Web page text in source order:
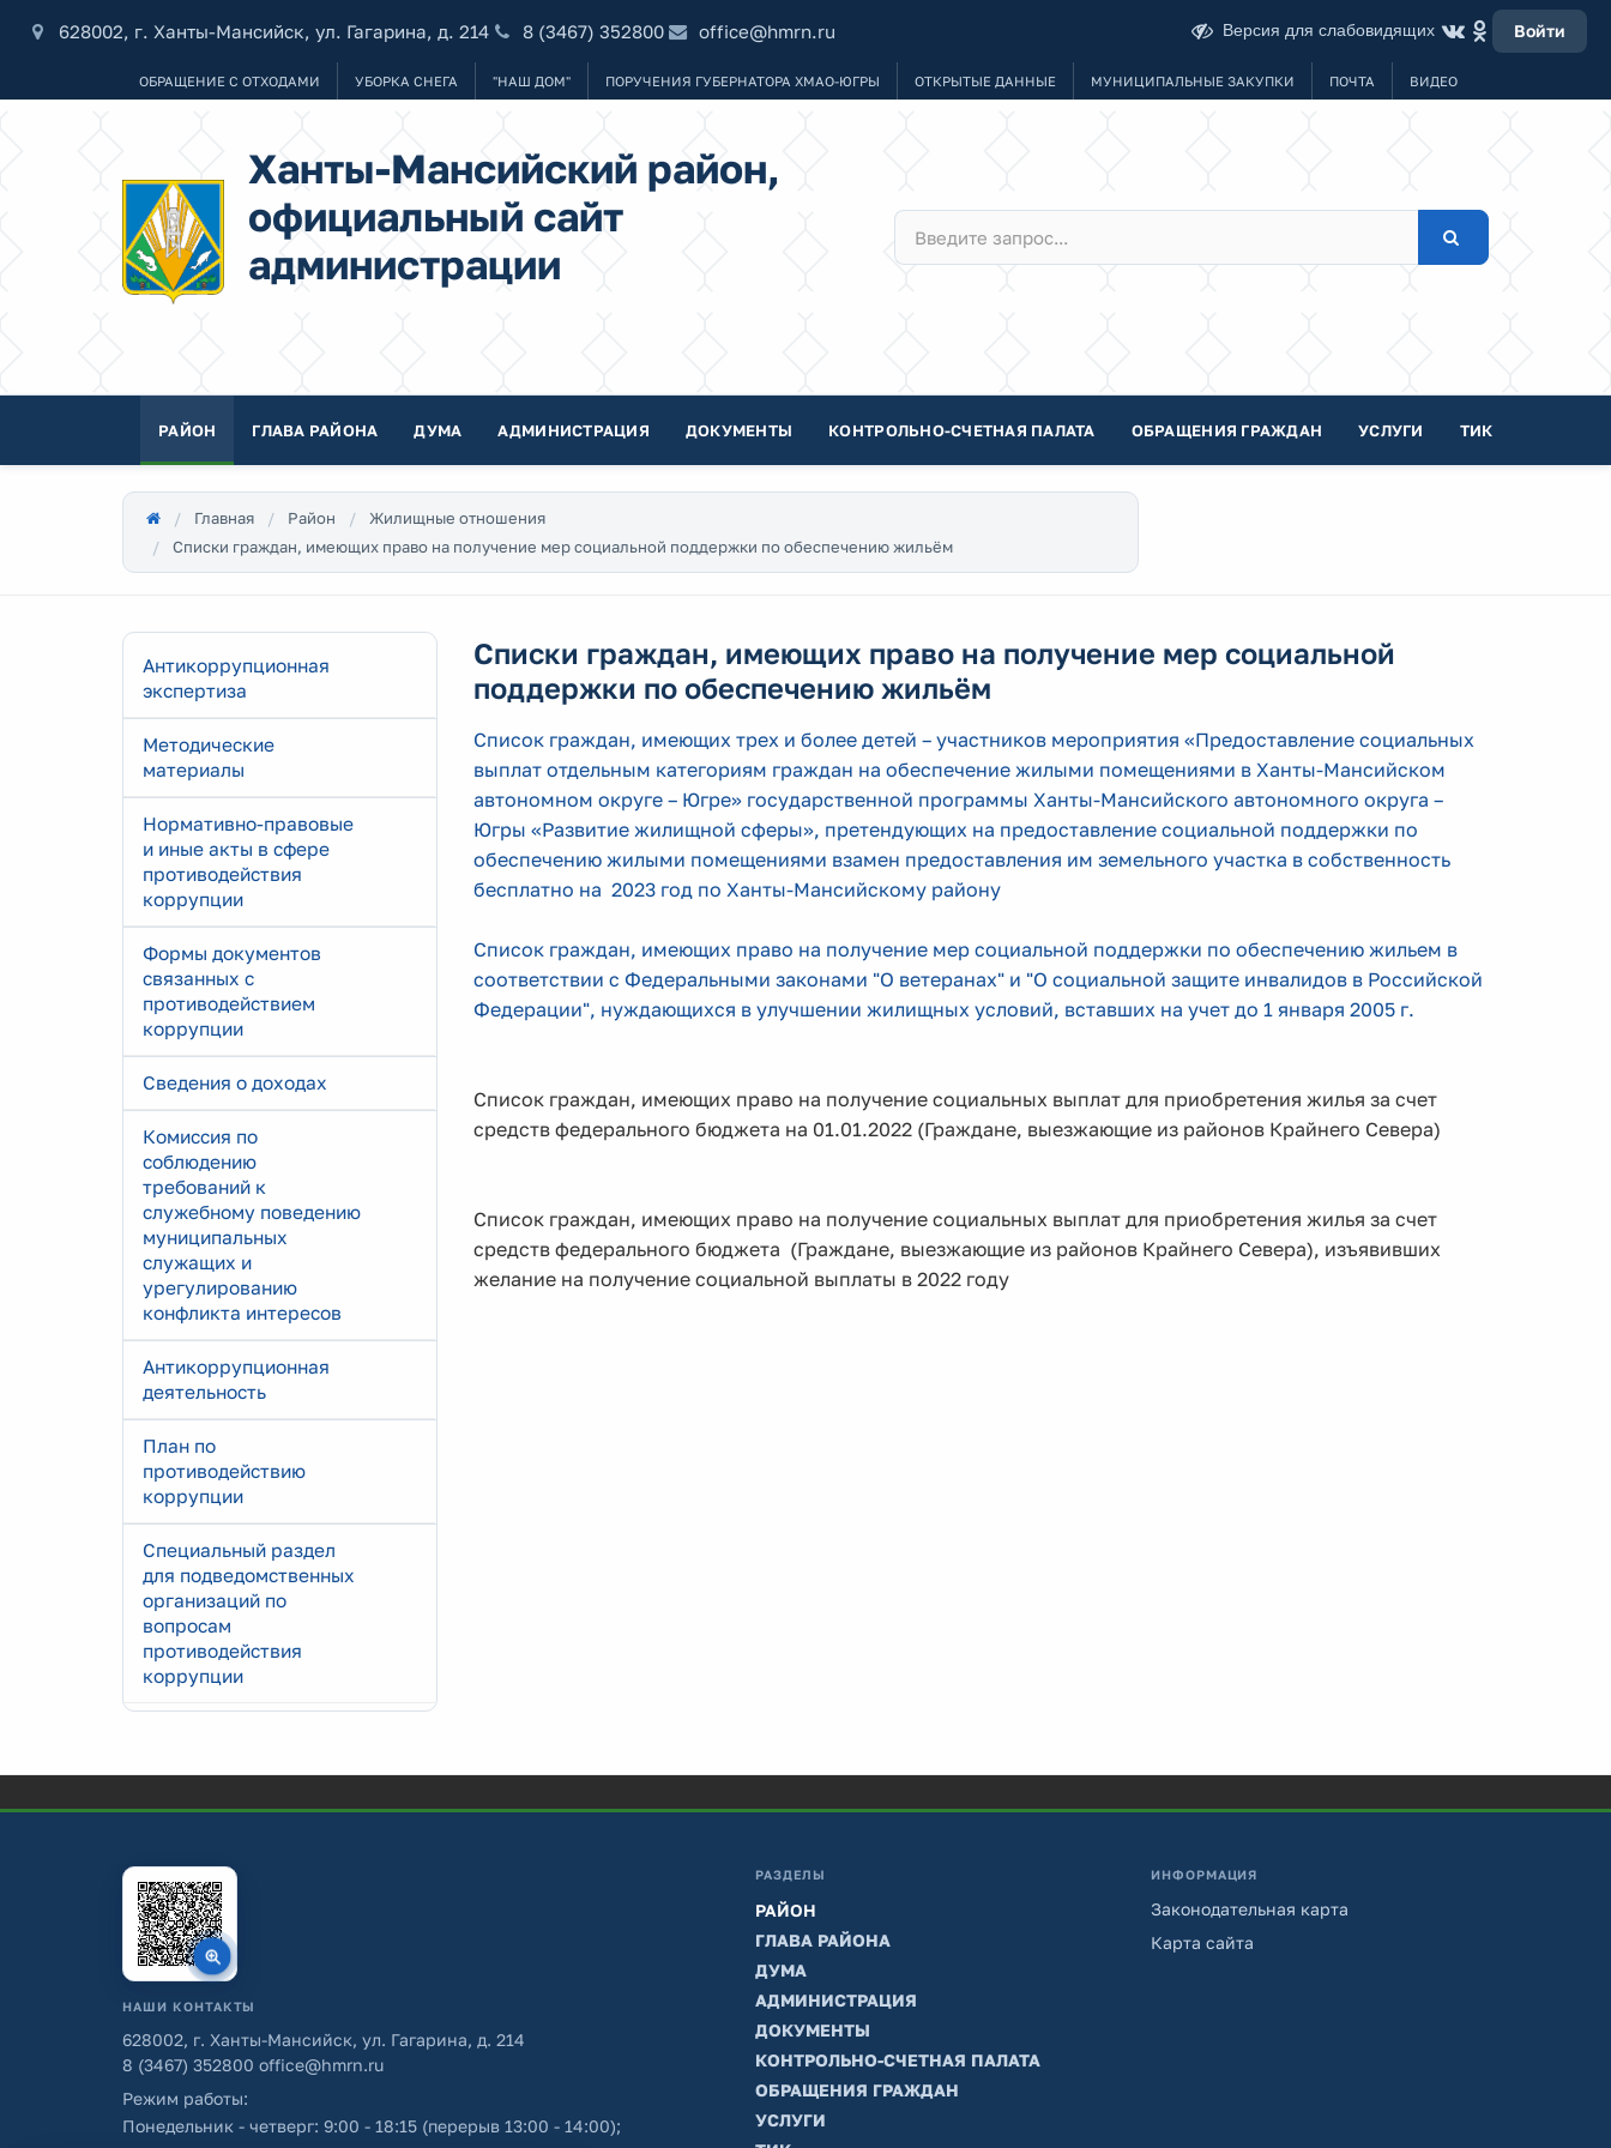
628002, г. Ханты-Мансийск, ул. Гагарина, д. 214 8 (3467) 352800 office@hmrn.ru Версия для слабовидящих Войти
ОБРАЩЕНИЕ С ОТХОДАМИ УБОРКА СНЕГА "НАШ ДОМ" ПОРУЧЕНИЯ ГУБЕРНАТОРА ХМАО-ЮГРЫ ОТКРЫТЫЕ ДАННЫЕ МУНИЦИПАЛЬНЫЕ ЗАКУПКИ ПОЧТА ВИДЕО
Ханты-Мансийский район,
официальный сайт
администрации
РАЙОН ГЛАВА РАЙОНА ДУМА АДМИНИСТРАЦИЯ ДОКУМЕНТЫ КОНТРОЛЬНО-СЧЕТНАЯ ПАЛАТА ОБРАЩЕНИЯ ГРАЖДАН УСЛУГИ ТИК
Главная Район
Жилищные отношения
Списки граждан, имеющих право на получение мер социальной поддержки по обеспечению жильём
Антикоррупционная
экспертиза
Методические
материалы
Нормативно-правовые
и иные акты в сфере
противодействия
коррупции
Формы документов
связанных с
противодействием
коррупции
Сведения о доходах
Комиссия по
соблюдению
требований к
служебному поведению
муниципальных
служащих и
урегулированию
конфликта интересов
Антикоррупционная
деятельность
План по
противодействию
коррупции
Специальный раздел
для подведомственных
организаций по
вопросам
противодействия
коррупции
Списки граждан, имеющих право на получение мер социальной
поддержки по обеспечению жильём
Список граждан, имеющих трех и более детей – участников мероприятия «Предоставление социальных
выплат отдельным категориям граждан на обеспечение жилыми помещениями в Ханты-Мансийском
автономном округе – Югре» государственной программы Ханты-Мансийского автономного округа –
Югры «Развитие жилищной сферы», претендующих на предоставление социальной поддержки по
обеспечению жилыми помещениями взамен предоставления им земельного участка в собственность
бесплатно на 2023 год по Ханты-Мансийскому району
Список граждан, имеющих право на получение мер социальной поддержки по обеспечению жильем в
соответствии с Федеральными законами "О ветеранах" и "О социальной защите инвалидов в Российской
Федерации", нуждающихся в улучшении жилищных условий, вставших на учет до 1 января 2005 г.
Список граждан, имеющих право на получение социальных выплат для приобретения жилья за счет
средств федерального бюджета на 01.01.2022 (Граждане, выезжающие из районов Крайнего Севера)
Список граждан, имеющих право на получение социальных выплат для приобретения жилья за счет
средств федерального бюджета (Граждане, выезжающие из районов Крайнего Севера), изъявивших
желание на получение социальной выплаты в 2022 году
НАШИ КОНТАКТЫ
628002, г. Ханты-Мансийск, ул. Гагарина, д. 214
8 (3467) 352800 office@hmrn.ru
Режим работы:
Понедельник - четверг: 9:00 - 18:15 (перерыв 13:00 - 14:00);
РАЗДЕЛЫ
РАЙОН
ГЛАВА РАЙОНА
ДУМА
АДМИНИСТРАЦИЯ
ДОКУМЕНТЫ
КОНТРОЛЬНО-СЧЕТНАЯ ПАЛАТА
ОБРАЩЕНИЯ ГРАЖДАН
УСЛУГИ
ИНФОРМАЦИЯ
Законодательная карта
Карта сайта